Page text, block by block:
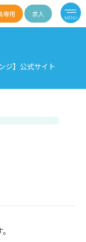
専用 求人
ジ】公式サイト